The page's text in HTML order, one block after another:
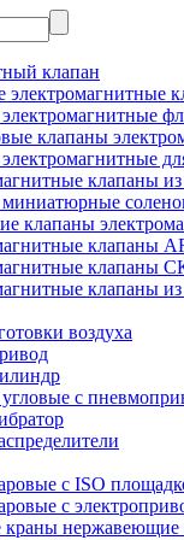
клапан
электромагнитные
клапаны
клапаны
клапаны
клапаны
клапаны
клапаны
воздуха
с
с ISO
с
нержавеющие